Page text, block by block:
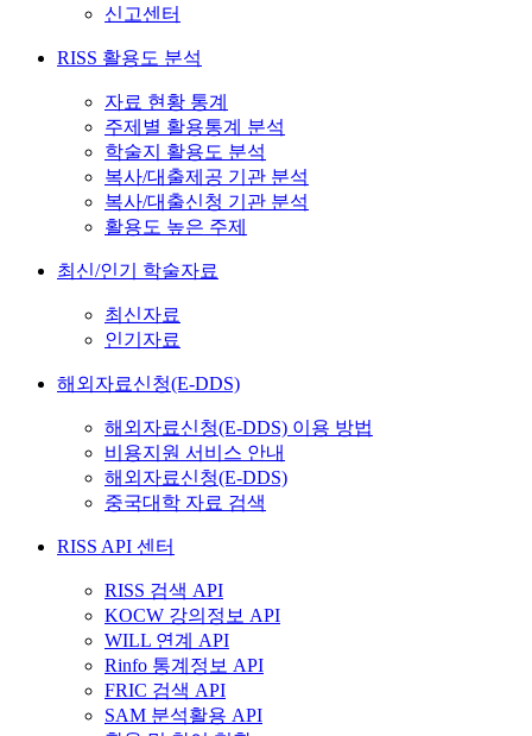
신고센터
RISS 활용도 분석
자료 현황 통계
주제별 활용통계 분석
학술지 활용도 분석
복사/대출제공 기관 분석
복사/대출신청 기관 분석
활용도 높은 주제
최신/인기 학술자료
최신자료
인기자료
해외자료신청(E-DDS)
해외자료신청(E-DDS) 이용 방법
비용지원 서비스 안내
해외자료신청(E-DDS)
중국대학 자료 검색
RISS API 센터
RISS 검색 API
KOCW 강의정보 API
WILL 연계 API
Rinfo 통계정보 API
FRIC 검색 API
SAM 분석활용 API